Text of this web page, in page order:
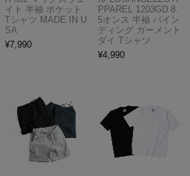
イト 半袖 ポケット
Tシャツ MADE IN U
SA
¥7,990
PPAREL 1203GD 8.
5オンス 半袖 バイン
ディング ガーメント
ダイ Tシャツ
¥4,990